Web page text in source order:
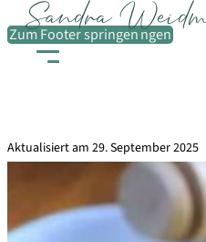
Zum Hauptinhalt springen
Zum Footer springen
Aktualisiert am 29. September 2025